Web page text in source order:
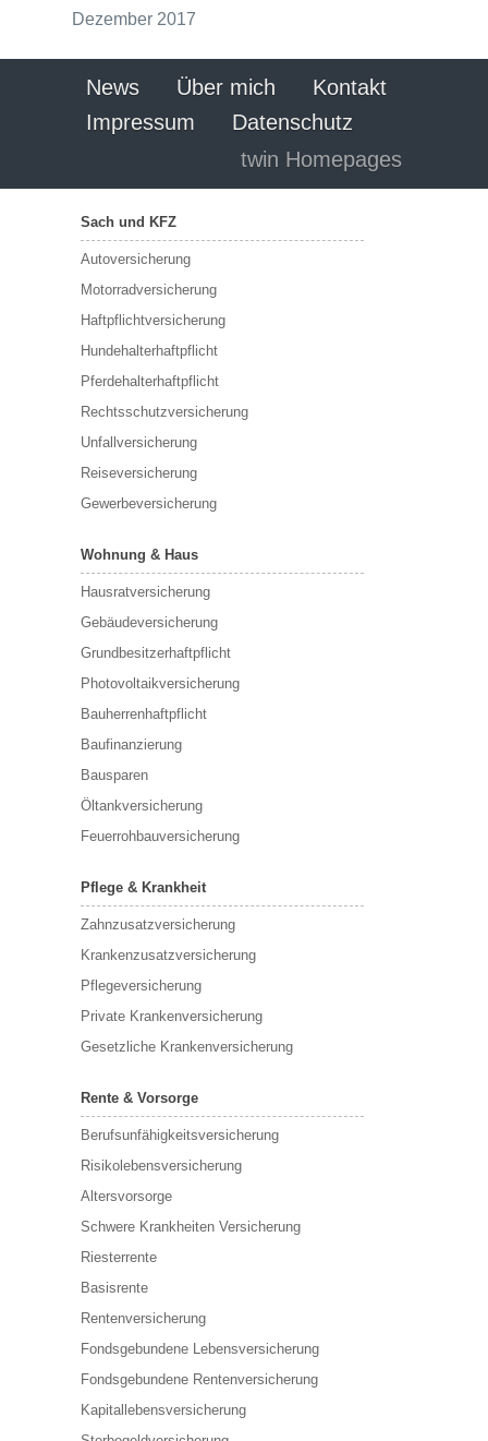
Dezember 2017
News Über mich
Kontakt
Impressum
Datenschutz
twin Homepages
Sach und KFZ
Autoversicherung
Motorradversicherung
Haftpflichtversicherung
Hundehalterhaftpflicht
Pferdehalterhaftpflicht
Rechtsschutzversicherung
Unfallversicherung
Reiseversicherung
Gewerbeversicherung
Wohnung & Haus
Hausratversicherung
Gebäudeversicherung
Grundbesitzerhaftpflicht
Photovoltaikversicherung
Bauherrenhaftpflicht
Baufinanzierung
Bausparen
Öltankversicherung
Feuerrohbauversicherung
Pflege & Krankheit
Zahnzusatzversicherung
Krankenzusatzversicherung
Pflegeversicherung
Private Krankenversicherung
Gesetzliche Krankenversicherung
Rente & Vorsorge
Berufs­unfähigkeitsversicherung
Risikolebensversicherung
Altersvorsorge
Schwere Krankheiten Versicherung
Riesterrente
Basisrente
Rentenversicherung
Fondsgebundene Lebensversicherung
Fondsgebundene Rentenversicherung
Kapitallebensversicherung